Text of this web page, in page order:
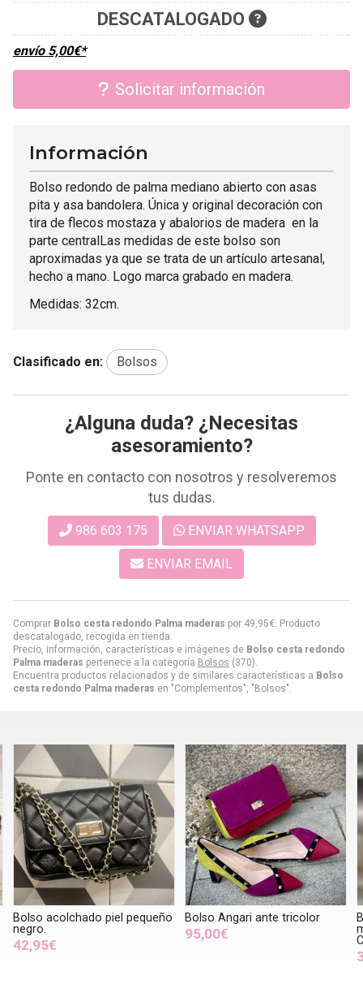
DESCATALOGADO
envío 5,00€*
Solicitar información
Comprar Bolso cesta redondo Palma maderas por 49,95€. Producto
descatalogado, recogida en tienda.
Precio, información, características e imágenes de Bolso cesta redondo
Palma maderas pertenece a la categoría Bolsos (370).
Encuentra productos relacionados y de similares características a Bolso
cesta redondo Palma maderas en "Complementos", "Bolsos".
Información
Bolso redondo de palma mediano abierto con asas
pita y asa bandolera. Única y original decoración con
tira de flecos mostaza y abalorios de madera en la
parte centralLas medidas de este bolso son
aproximadas ya que se trata de un artículo artesanal,
hecho a mano. Logo marca grabado en madera.
Medidas: 32cm.
Clasificado en: Bolsos
¿Alguna duda? ¿Necesitas
asesoramiento?
Ponte en contacto con nosotros y resolveremos
tus dudas.
986 603 175 ENVIAR WHATSAPP
ENVIAR EMAIL
pequeño Bolso Angari ante tricolor
Bolso pequeño piel